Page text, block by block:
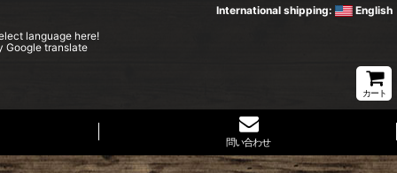
International shipping:
English
language here!
Google translate
カート
問い合わせ